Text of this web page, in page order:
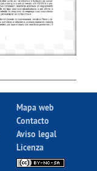
Mapa web
Contacto
Aviso legal
Licenza